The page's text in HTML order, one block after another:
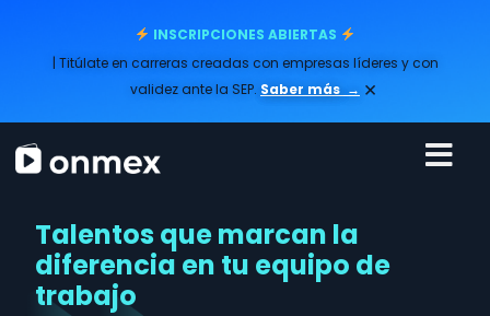
INSCRIPCIONES ABIERTAS
| Titúlate en carreras creadas con empresas líderes y con
validez ante la SEP. Saber más → ×
Talentos que marcan la
diferencia en tu equipo de
trabajo